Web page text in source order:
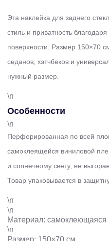
Эта наклейка для заднего
стиль и приватность
поверхности. Размер 150×70
седанов, хэтчбеков и
нужный размер.
\n
Особенности
\n
Перфорированная по всей
самоклеящейся виниловой
и солнечному свету, не
Товар упаковывается в
\n
\n
Материал:
\n